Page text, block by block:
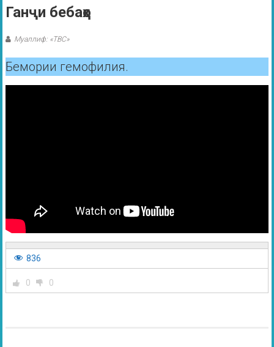
Ганҷи бебаҳо
Муаллиф: «ТВС»
Бемории гемофилия.
836
0 0